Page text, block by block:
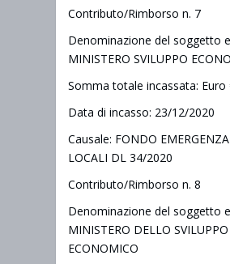
Contributo/Rimborso n. 7
Denominazione del soggetto
MINISTERO SVILUPPO
Somma totale incassata: Euro
Data di incasso: 23/12/2020
Causale: FONDO
LOCALI DL 34/2020
Contributo/Rimborso n. 8
Denominazione del soggetto
MINISTERO DELLO SVILUPPO
ECONOMICO